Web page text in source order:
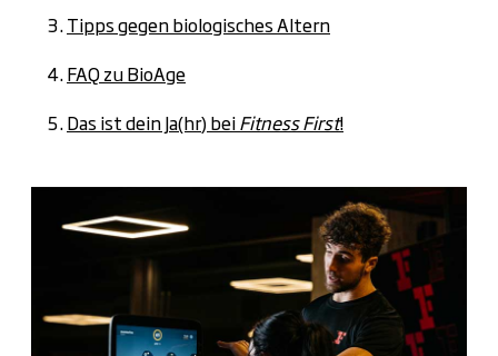
Tipps gegen biologisches Altern
FAQ zuBioAge
Das ist dein Ja(hr) beiFitness First!